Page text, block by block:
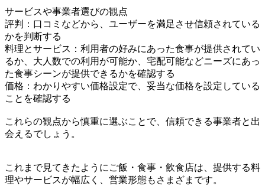
サービスや事業者選びの観点
評判：口コミなどから、ユーザーを満足させ信頼されている
かを判断する
料理とサービス：利用者の好みにあった食事が提供されてい
るか、大人数での利用が可能か、宅配可能などニーズにあっ
た食事シーンが提供できるかを確認する
価格：わかりやすい価格設定で、妥当な価格を設定している
ことを確認する
これらの観点から慎重に選ぶことで、信頼できる事業者と出
会えるでしょう。
これまで見てきたようにご飯・食事・飲食店は、提供する料
理やサービスが幅広く、営業形態もさまざまです。